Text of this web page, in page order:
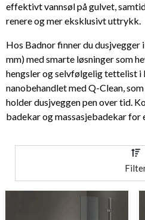
effektivt vannsøl på gulvet,
renere og mer eksklusivt uttrykk.
Hos Badnor finner du dusjvegger
mm) med smarte løsninger som
hengsler og selvfølgelig tettelist i
nanobehandlet med Q-Clean,
holder dusjveggen pen over tid.
badekar og massasjebadekar for